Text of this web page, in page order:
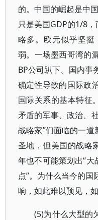
的。中国的崛起是中
只是美国GDP的1/8
略多。欧元似乎坚
弱。一场墨西哥湾的
BP公司趴下。国内事
确定性导致的国际政
国际关系的基本特征
矛盾的军事、政治、
战略家”们面临的一道
圣地，但美国的战略
年也不可能策划出“大
点”。为什么当今的
响，如此难以预见，
(5)为什么大型的